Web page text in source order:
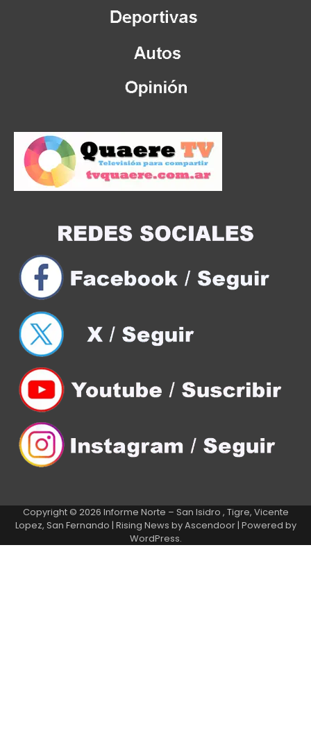
Copyright © 2026 Informe Norte – San Isidro , Tigre, Vicente
Lopez, San Fernando | Rising News byAscendoor| Powered by
WordPress.